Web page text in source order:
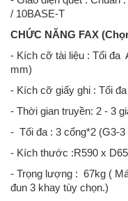
/ 10BASE-T
CHỨC NĂNG FAX
- Kích cỡ tài liệu : Tối đa
mm)
- Kích cỡ giấy ghi : Tối đa
- Thời gian truyền: 2 - 3
- Tối đa : 3 cổng*2 (G3-3
- Kích thước :R590 x
- Trọng lượng : 67kg (
đun 3 khay tùy chọn.)